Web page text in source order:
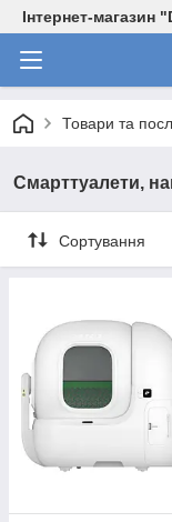
Інтернет-магазин
Товари та
Смарттуалети,
Сортування